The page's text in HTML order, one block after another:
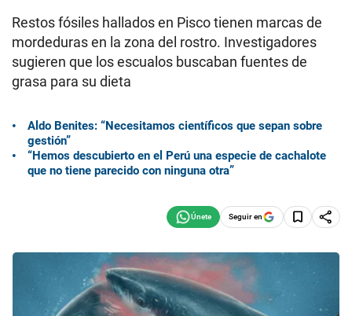
Restos fósiles hallados en Pisco tienen marcas de
mordeduras en la zona del rostro. Investigadores
sugieren que los escualos buscaban fuentes de
grasa para su dieta
Aldo Benites: “Necesitamos científicos que sepan sobre
gestión”
“Hemos descubierto en el Perú una especie de cachalote
que no tiene parecido con ninguna otra”
Seguir en